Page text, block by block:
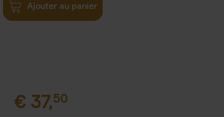
Ajouter au panier
€ 37,50